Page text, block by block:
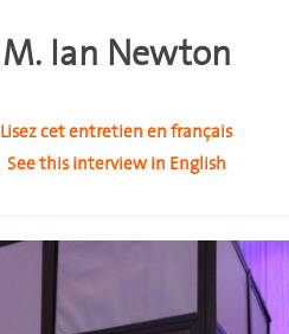
M. Ian Newton
Lisez cet entretien en français
See this interview in English